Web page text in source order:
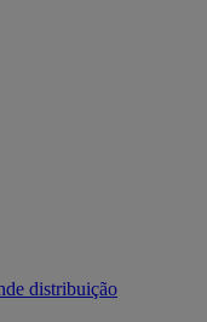
distribuição